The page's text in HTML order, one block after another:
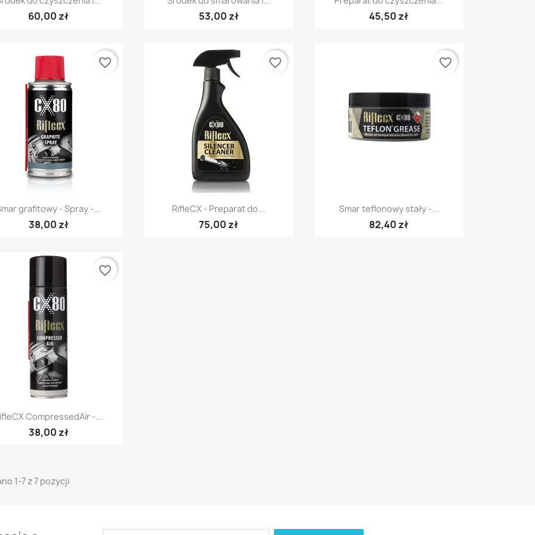
60,00 zł 53,00 zł 45,50 zł
Szybki podgląd
grafitowy - Spray -...
38,00 zł
favorite_border
Szybki podgląd
RifleCX - Preparat do...
75,00 zł
favorite_border
Szybki podgląd
Smar teflonowy stały -...
82,40 zł
favorite_border
Szybki podgląd
CompressedAir -...
38,00 zł
favorite_border
1-7 z 7 pozycji